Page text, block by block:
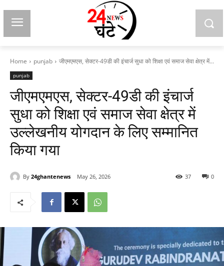
Home punjab जीएमएमएस, सेक्टर-49डी की इंचार्ज सुधा को शिक्षा एवं समाज सेवा क्षेत्र में...
punjab
जीएमएमएस, सेक्टर-49डी की इंचार्ज
सुधा को शिक्षा एवं समाज सेवा क्षेत्र में
उल्लेखनीय योगदान के लिए सम्मानित
किया गया
By 24ghantenews May 26, 2026 0
37